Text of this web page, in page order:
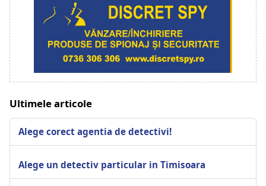
Ultimele articole
Alege corect agentia de detectivi!
Alege un detectiv particular in Timisoara